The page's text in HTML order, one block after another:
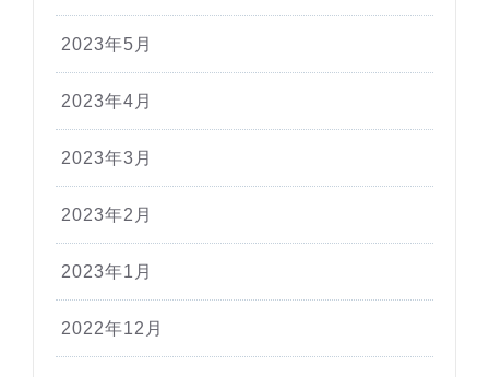
2023年5月
2023年4月
2023年3月
2023年2月
2023年1月
2022年12月